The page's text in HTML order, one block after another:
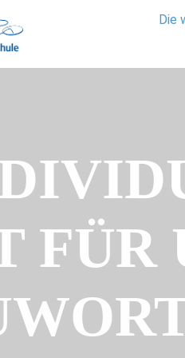
Die
FÜR